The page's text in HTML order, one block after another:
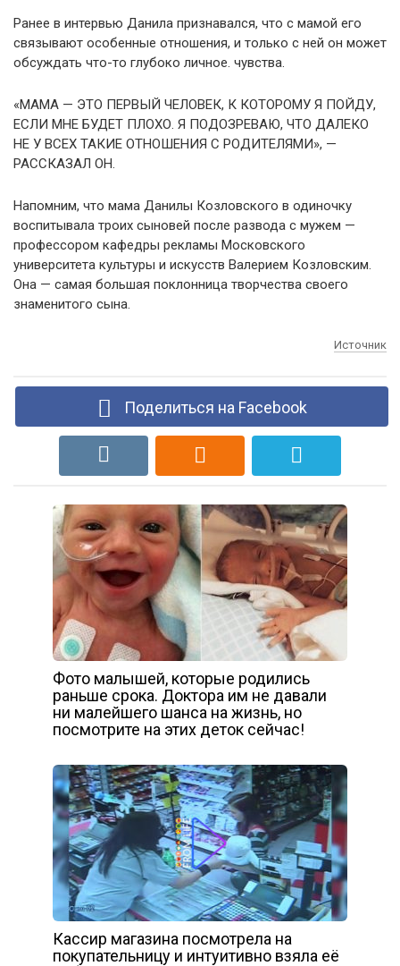
Ранее в интервью Данила признавался, что с мамой его
связывают особенные отношения, и только с ней он может
обсуждать что-то глубоко личное. чувства.
«МАМА — ЭТО ПЕРВЫЙ ЧЕЛОВЕК, К КОТОРОМУ Я ПОЙДУ,
ЕСЛИ МНЕ БУДЕТ ПЛОХО. Я ПОДОЗРЕВАЮ, ЧТО ДАЛЕКО
НЕ У ВСЕХ ТАКИЕ ОТНОШЕНИЯ С РОДИТЕЛЯМИ», —
РАССКАЗАЛ ОН.
Напомним, что мама Данилы Козловского в одиночку
воспитывала троих сыновей после развода с мужем —
профессором кафедры рекламы Московского
университета культуры и искусств Валерием Козловским.
Она — самая большая поклонница творчества своего
знаменитого сына.
Источник
Поделиться на Facebook
Фото малышей, которые родились
раньше срока. Доктора им не давали
ни малейшего шанса на жизнь, но
посмотрите на этих деток сейчас!
Кассир магазина посмотрела на
покупательницу и интуитивно взяла её